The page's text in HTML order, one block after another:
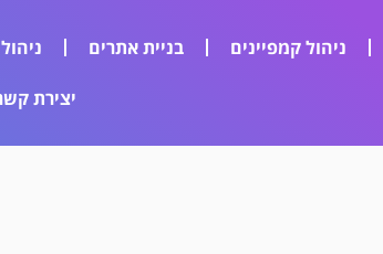
ניהול קמפיינים בניית אתרים
יצירת